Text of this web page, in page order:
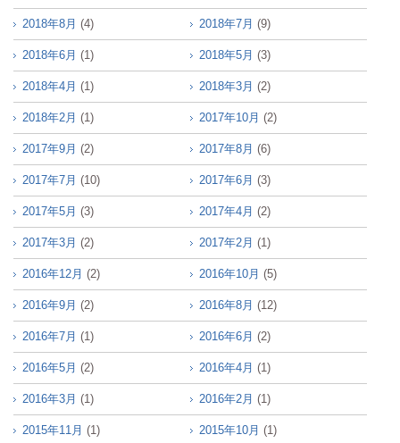
2018年8月 (4) 2018年7月 (9)
2018年6月 (1) 2018年5月 (3)
2018年4月 (1) 2018年3月 (2)
2018年2月 (1) 2017年10月 (2)
2017年9月 (2) 2017年8月 (6)
2017年7月 (10) 2017年6月 (3)
2017年5月 (3) 2017年4月 (2)
2017年3月 (2) 2017年2月 (1)
2016年12月 (2) 2016年10月 (5)
2016年9月 (2) 2016年8月 (12)
2016年7月 (1) 2016年6月 (2)
2016年5月 (2) 2016年4月 (1)
2016年3月 (1) 2016年2月 (1)
2015年11月 (1) 2015年10月 (1)